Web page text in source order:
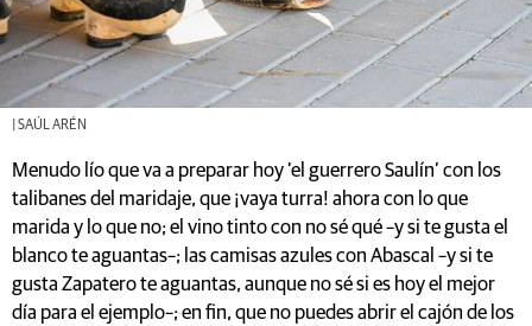
| SAÚL ARÉN
Menudo lío que va a preparar hoy ‘el guerrero Saulín’ con los
talibanes del maridaje, que ¡vaya turra! ahora con lo que
marida y lo que no; el vino tinto con no sé qué –y si te gusta el
blanco te aguantas–; las camisas azules con Abascal –y si te
gusta Zapatero te aguantas, aunque no sé si es hoy el mejor
día para el ejemplo–; en fin, que no puedes abrir el cajón de los